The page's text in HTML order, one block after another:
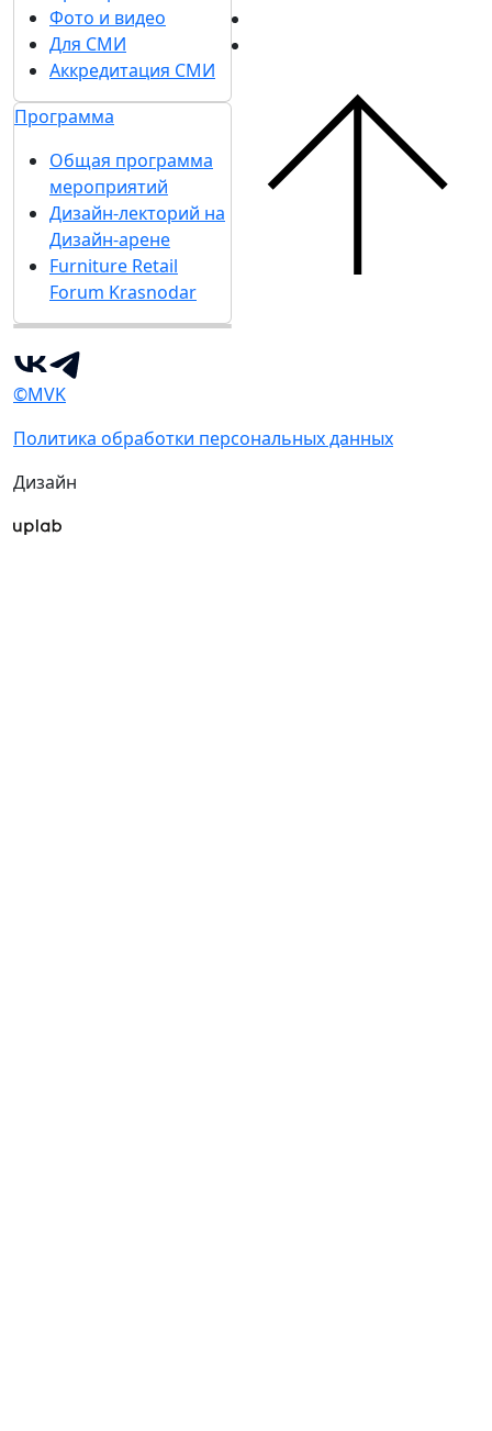
Фото и видео
Для СМИ
Аккредитация СМИ
Программа
Общая программа
мероприятий
Дизайн-лекторий на
Дизайн-арене
Furniture Retail
Forum Krasnodar
©MVK
Политика обработки персональных данных
Дизайн